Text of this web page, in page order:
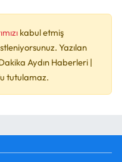
kabul etmiş
Yazılan
Aydın Haberleri |
tutulamaz.